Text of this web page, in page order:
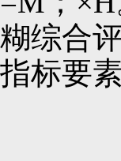
糊综合
指标要